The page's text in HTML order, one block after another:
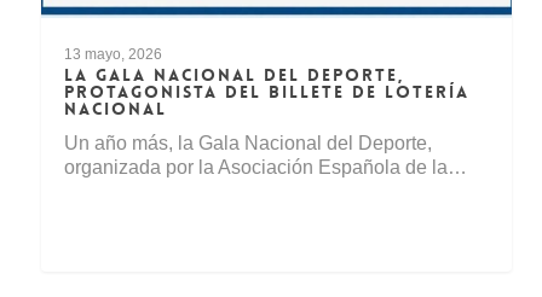
13 mayo, 2026
LA GALA NACIONAL DEL DEPORTE,
PROTAGONISTA DEL BILLETE DE LOTERÍA
NACIONAL
Un año más, la Gala Nacional del Deporte,
organizada por la Asociación Española de la…